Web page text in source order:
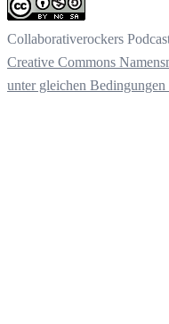
Collaborativerockers
Creative Commons
unter gleichen